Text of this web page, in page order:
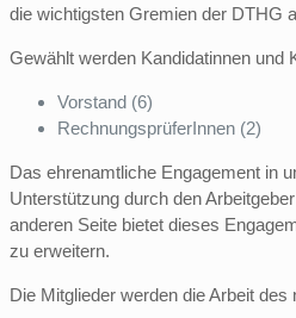
die wichtigsten Gremien der DTHG
Gewählt werden Kandidatinnen und
Vorstand (6)
RechnungsprüferInnen (2)
Das ehrenamtliche Engagement in
Unterstützung durch den
anderen Seite bietet dieses
zu erweitern.
Die Mitglieder werden die Arbeit